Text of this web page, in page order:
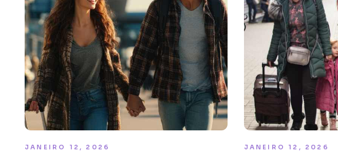
JANEIRO 12, 2026 JANEIRO 12, 2026